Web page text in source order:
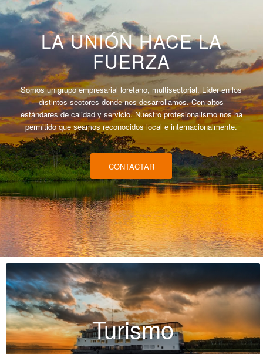
LA UNIÓN HACE LA
FUERZA
Somos un grupo empresarial loretano, multisectorial. Líder en los
distintos sectores donde nos desarrollamos. Con altos
estándares de calidad y servicio. Nuestro profesionalismo nos ha
permitido que seamos reconocidos local e internacionalmente.
CONTACTAR
Turismo